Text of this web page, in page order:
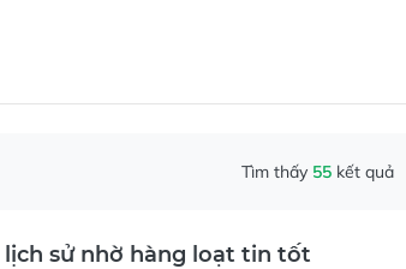
Tìm thấy 55 kết quả
sử nhờ hàng loạt tin tốt